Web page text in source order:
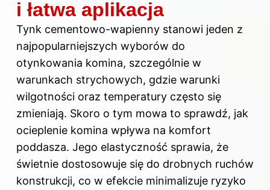
i łatwa aplikacja
Tynk cementowo-wapienny stanowi jeden z
najpopularniejszych wyborów do
otynkowania komina, szczególnie w
warunkach strychowych, gdzie warunki
wilgotności oraz temperatury często się
zmieniają. Skoro o tym mowa to sprawdź, jak
ocieplenie komina wpływa na komfort
poddasza. Jego elastyczność sprawia, że
świetnie dostosowuje się do drobnych ruchów
konstrukcji, co w efekcie minimalizuje ryzyko